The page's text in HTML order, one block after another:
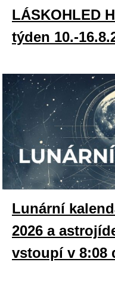
LÁSKOHLED
týden 10.-
Lunární
2026 a
vstoupí v 8:08